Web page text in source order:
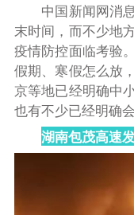
中国新闻网消息
末时间，而不少地
疫情防控面临考验
假期、寒假怎么放
京等地已经明确中
也有不少已经明确
湖南包茂高速